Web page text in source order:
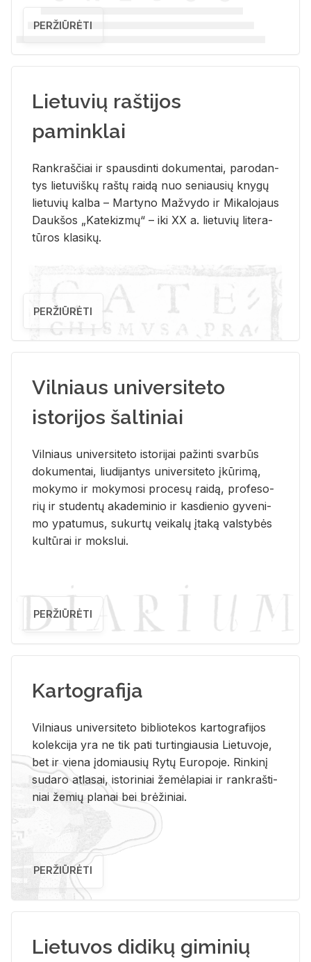
PERŽIŪRĖTI
Lietuvių raštijos
paminklai
Rank­raš­čiai ir spaus­din­ti do­ku­men­tai, pa­ro­dan­
tys lie­tu­viš­kų raš­tų rai­dą nuo se­niau­sių kny­gų
lie­tu­vių kal­ba – Mar­ty­no Ma­žvy­do ir Mi­ka­lo­jaus
Dauk­šos „Ka­te­kiz­mų“ – iki XX a. lie­tu­vių li­te­ra­
tū­ros kla­si­kų.
PERŽIŪRĖTI
Vilniaus universiteto
istorijos šaltiniai
Vil­niaus uni­ver­si­te­to is­to­ri­jai pa­žin­ti svar­būs
do­ku­men­tai, liu­di­jan­tys uni­ver­si­te­to įkū­ri­mą,
mo­ky­mo ir mo­ky­mo­si pro­ce­sų rai­dą, pro­fe­so­
rių ir stu­den­tų aka­de­mi­nio ir kas­die­nio gy­ve­ni­
mo ypa­tu­mus, su­kur­tų vei­ka­lų įta­ką vals­ty­bės
kul­tū­rai ir moks­lui.
PERŽIŪRĖTI
Kartografija
Vil­niaus uni­ver­si­te­to bi­b­lio­te­kos kar­to­gra­fi­jos
ko­lek­ci­ja yra ne tik pati tur­tin­giau­sia Lie­tu­vo­je,
bet ir vie­na įdo­miau­sių Rytų Eu­ro­po­je. Rin­ki­nį
su­da­ro at­la­sai, is­to­ri­niai že­mė­la­piai ir rank­raš­ti­
niai že­mių pla­nai bei brė­ži­niai.
PERŽIŪRĖTI
Lietuvos didikų giminių